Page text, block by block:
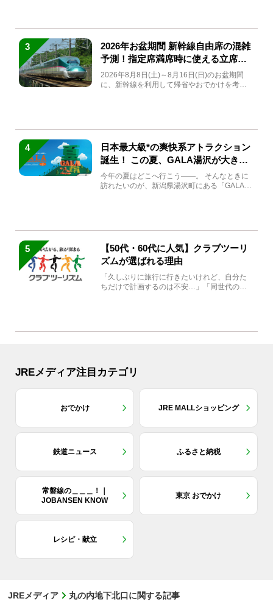
3
2026年お盆期間 新幹線自由席の混雑
予測！指定席満席時に使える立席特
急券も解説
2026年8月8日(土)～8月16日(日)のお盆期間
に、新幹線を利用して帰省やおでかけを考え
4
日本最大級*の爽快系アトラクション
誕生！ この夏、GALA湯沢が大きく
生まれ変わる
今年の夏はどこへ行こう――。 そんなときに
訪れたいのが、新潟県湯沢町にある「GALA湯
5
【50代・60代に人気】クラブツーリ
ズムが選ばれる理由
「久しぶりに旅行に行きたいけれど、自分た
ちだけで計画するのは不安…」「同世代の方
JREメディア注目カテゴリ
おでかけ JRE MALLショッピング
鉄道ニュース ふるさと納税
常磐線の＿＿＿！｜
JOBANSEN KNOW
東京 おでかけ
レシピ・献立
JREメディア 丸の内地下北口に関する記事